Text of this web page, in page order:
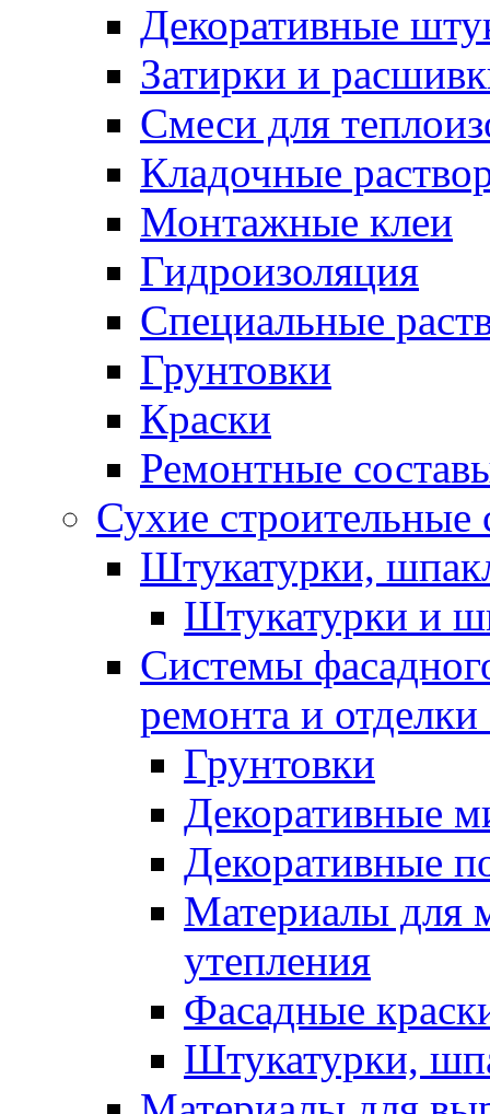
Декоративные
Затирки и
Смеси для
Кладочные
Монтажные клеи
Гидроизоляция
Специальные
Грунтовки
Краски
Ремонтные
Сухие
Штукатурки,
Штукатурки и
Системы
ремонта и отделки
Грунтовки
Декоративные
Декоративные
Материалы для
утепления
Фасадные
Штукатурки,